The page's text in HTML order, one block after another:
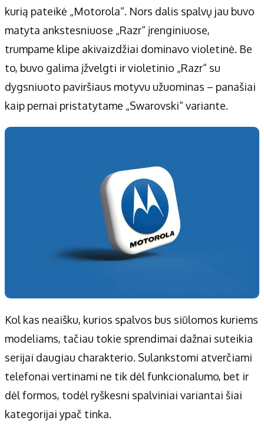
kurią pateikė „Motorola“. Nors dalis spalvų jau buvo
matyta ankstesniuose „Razr“ įrenginiuose,
trumpame klipe akivaizdžiai dominavo violetinė. Be
to, buvo galima įžvelgti ir violetinio „Razr“ su
dygsniuoto paviršiaus motyvu užuominas – panašiai
kaip pernai pristatytame „Swarovski“ variante.
Kol kas neaišku, kurios spalvos bus siūlomos kuriems
modeliams, tačiau tokie sprendimai dažnai suteikia
serijai daugiau charakterio. Sulankstomi atverčiami
telefonai vertinami ne tik dėl funkcionalumo, bet ir
dėl formos, todėl ryškesni spalviniai variantai šiai
kategorijai ypač tinka.